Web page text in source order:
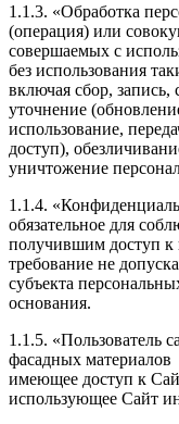
1.1.3. «Обработка
(операция) или
совершаемых с
без использования
включая сбор,
уточнение
использование,
доступ),
уничтожение
1.1.4.
обязательное для
получившим доступ
требование не
субъекта
основания.
1.1.5. «Пользователь
фасадных материалов
имеющее доступ к
использующее Сайт